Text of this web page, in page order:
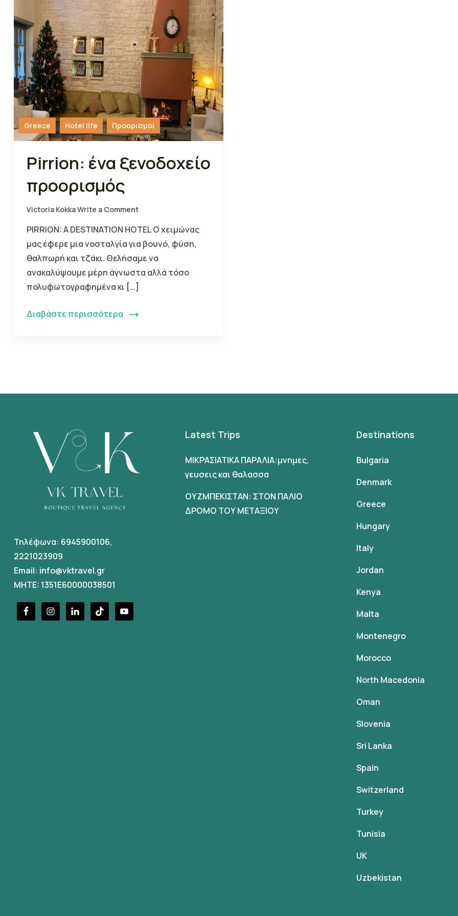
Greece Hotel life Προορισμοί
Pirrion: ένα ξενοδοχείο
προορισμός
Victoria KokkaWrite a Comment
PIRRION: A DESTINATION HOTEL Ο χειμώνας
μας έφερε μια νοσταλγία για βουνό, φύση,
θαλπωρή και τζάκι. Θελήσαμε να
ανακαλύψουμε μέρη άγνωστα αλλά τόσο
πολυφωτογραφημένα κι […]
Διαβάστε περισσότερα
Τηλέφωνα: 6945900106,
2221023909
Email: info@vktravel.gr
MHTE: 1351E60000038501
Latest Trips
ΜΙΚΡΑΣΙΑΤΙΚΑ ΠΑΡΑΛΙΑ:μνημες,
γευσεις και θαλασσα
ΟΥΖΜΠΕΚΙΣΤΑΝ: ΣΤΟΝ ΠΑΛΙΟ
ΔΡΟΜΟ ΤΟΥ ΜΕΤΑΞΙΟΥ
Destinations
Bulgaria
Denmark
Greece
Hungary
Italy
Jordan
Kenya
Malta
Montenegro
Morocco
North Macedonia
Oman
Slovenia
Sri Lanka
Spain
Switzerland
Turkey
Tunisia
UK
Uzbekistan